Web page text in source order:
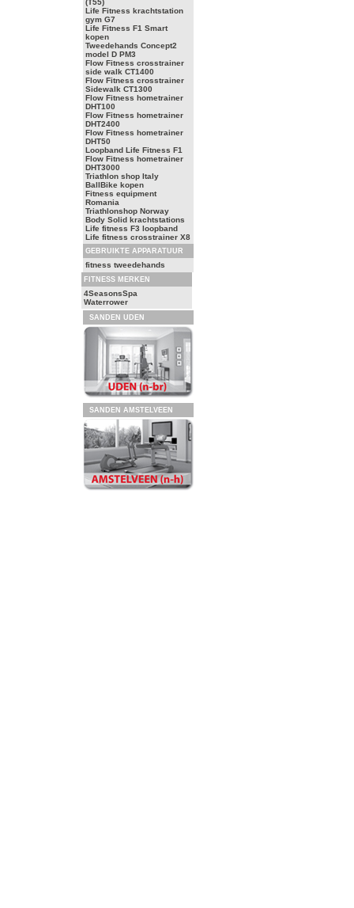
(T55)
Life Fitness krachtstation
gym G7
Life Fitness F1 Smart
kopen
Tweedehands Concept2
model D PM3
Flow Fitness crosstrainer
side walk CT1400
Flow Fitness crosstrainer
Sidewalk CT1300
Flow Fitness hometrainer
DHT100
Flow Fitness hometrainer
DHT2400
Flow Fitness hometrainer
DHT50
Loopband Life Fitness F1
Flow Fitness hometrainer
DHT3000
Triathlon shop Italy
BallBike kopen
Fitness equipment
Romania
Triathlonshop Norway
Body Solid krachtstations
Life fitness F3 loopband
Life fitness crosstrainer X8
GEBRUIKTE APPARATUUR
fitness tweedehands
FITNESS MERKEN
4SeasonsSpa
Waterrower
SANDEN UDEN
SANDEN AMSTELVEEN